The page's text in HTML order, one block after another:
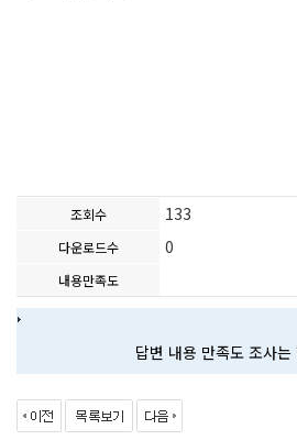
조회수 133
다운로드수 0
내용만족도
답변 내용 만족도 조사